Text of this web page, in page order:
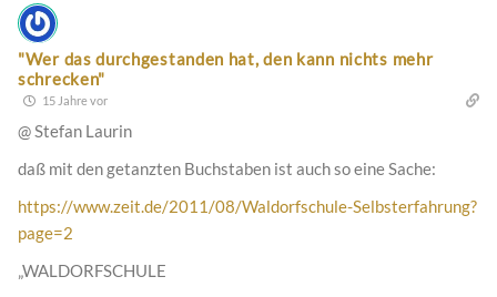
"Wer das durchgestanden hat, den kann nichts mehr
schrecken"
15 Jahre vor
@ Stefan Laurin
daß mit den getanzten Buchstaben ist auch so eine Sache:
https://www.zeit.de/2011/08/Waldorfschule-Selbsterfahrung?
page=2
„WALDORFSCHULE